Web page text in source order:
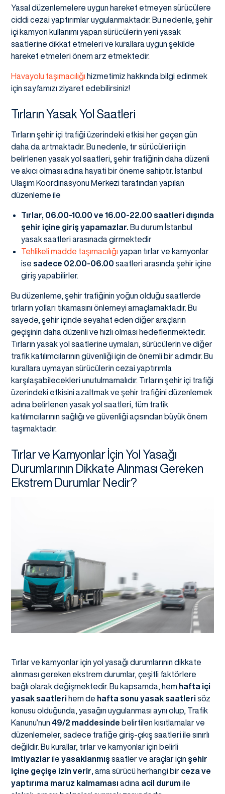
Yasal düzenlemelere uygun hareket etmeyen sürücülere
ciddi cezai yaptırımlar uygulanmaktadır. Bu nedenle, şehir
içi kamyon kullanımı yapan sürücülerin yeni yasak
saatlerine dikkat etmeleri ve kurallara uygun şekilde
hareket etmeleri önem arz etmektedir.
Havayolu taşımacılığı hizmetimiz hakkında bilgi edinmek
için sayfamızı ziyaret edebilirsiniz!
Tırların Yasak Yol Saatleri
Tırların şehir içi trafiği üzerindeki etkisi her geçen gün
daha da artmaktadır. Bu nedenle, tır sürücüleri için
belirlenen yasak yol saatleri, şehir trafiğinin daha düzenli
ve akıcı olması adına hayati bir öneme sahiptir. İstanbul
Ulaşım Koordinasyonu Merkezi tarafından yapılan
düzenleme ile
Tırlar, 06.00-10.00 ve 16.00-22.00 saatleri dışında
şehir içine giriş yapamazlar. Bu durum İstanbul
yasak saatleri arasınada girmektedir
Tehlikeli madde taşımacılığı yapan tırlar ve kamyonlar
ise sadece 02.00-06.00 saatleri arasında şehir içine
giriş yapabilirler.
Bu düzenleme, şehir trafiğinin yoğun olduğu saatlerde
tırların yolları tıkamasını önlemeyi amaçlamaktadır. Bu
sayede, şehir içinde seyahat eden diğer araçların
geçişinin daha düzenli ve hızlı olması hedeflenmektedir.
Tırların yasak yol saatlerine uymaları, sürücülerin ve diğer
trafik katılımcılarının güvenliği için de önemli bir adımdır. Bu
kurallara uymayan sürücülerin cezai yaptırımla
karşılaşabilecekleri unutulmamalıdır. Tırların şehir içi trafiği
üzerindeki etkisini azaltmak ve şehir trafiğini düzenlemek
adına belirlenen yasak yol saatleri, tüm trafik
katılımcılarının sağlığı ve güvenliği açısından büyük önem
taşımaktadır.
Tırlar ve Kamyonlar İçin Yol Yasağı
Durumlarının Dikkate Alınması Gereken
Ekstrem Durumlar Nedir?
Tırlar ve kamyonlar için yol yasağı durumlarının dikkate
alınması gereken ekstrem durumlar, çeşitli faktörlere
bağlı olarak değişmektedir. Bu kapsamda, hem hafta içi
yasak saatleri hem de hafta sonu yasak saatleri söz
konusu olduğunda, yasağın uygulanması aynı olup, Trafik
Kanunu’nun 49/2 maddesinde belirtilen kısıtlamalar ve
düzenlemeler, sadece trafiğe giriş-çıkış saatleri ile sınırlı
değildir. Bu kurallar, tırlar ve kamyonlar için belirli
imtiyazlar ile yasaklanmış saatler ve araçlar için şehir
içine geçişe izin verir , ama sürücü herhangi bir ceza ve
yaptırıma maruz kalmaması adına acil durum ile